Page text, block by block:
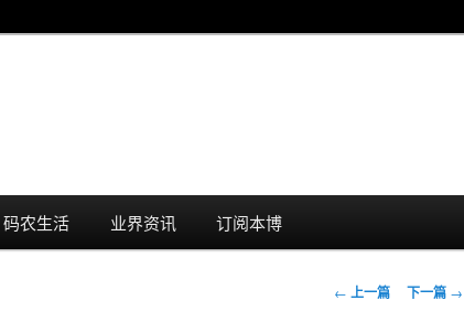
码农生活 业界资讯 订阅本博
文
← 上一篇 下一篇 →